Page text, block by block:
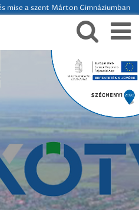
mise a szent Márton Gimnáziumban